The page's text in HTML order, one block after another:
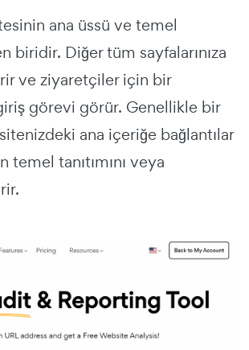
ana üssü ve temel
biridir. Diğer tüm sayfalarınıza
ve ziyaretçiler için bir
görevi görür. Genellikle bir
ana içeriğe bağlantılar
tanıtımını veya